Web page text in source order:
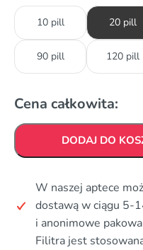
10 pill 20 pill
90 pill 120 pill
Cena całkowita:
DODAJ DO
W naszej aptece
dostawą w ciągu 5-
i anonimowe
Filitra jest